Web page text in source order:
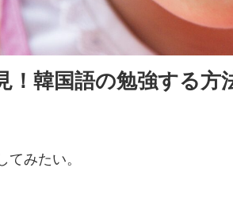
！韓国語の勉強する方
てみたい。